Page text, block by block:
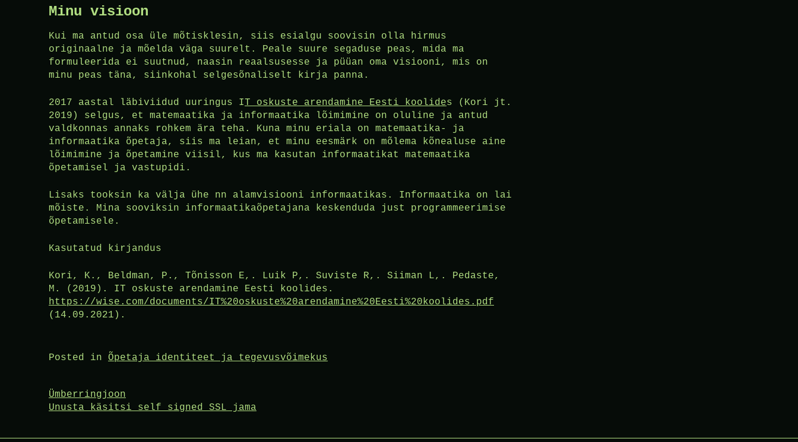
Minu visioon
Kui ma antud osa üle mõtisklesin, siis esialgu soovisin olla hirmus
originaalne ja mõelda väga suurelt. Peale suure segaduse peas, mida ma
formuleerida ei suutnud, naasin reaalsusesse ja püüan oma visiooni, mis on
minu peas täna, siinkohal selgesõnaliselt kirja panna.
2017 aastal läbiviidud uuringus IT oskuste arendamine Eesti koolides (Kori jt.
2019) selgus, et matemaatika ja informaatika lõimimine on oluline ja antud
valdkonnas annaks rohkem ära teha. Kuna minu eriala on matemaatika- ja
informaatika õpetaja, siis ma leian, et minu eesmärk on mõlema kõnealuse aine
lõimimine ja õpetamine viisil, kus ma kasutan informaatikat matemaatika
õpetamisel ja vastupidi.
Lisaks tooksin ka välja ühe nn alamvisiooni informaatikas. Informaatika on lai
mõiste. Mina sooviksin informaatikaõpetajana keskenduda just programmeerimise
õpetamisele.
Kasutatud kirjandus
Kori, K., Beldman, P., Tõnisson E,. Luik P,. Suviste R,. Siiman L,. Pedaste,
M. (2019). IT oskuste arendamine Eesti koolides.
https://wise.com/documents/IT%20oskuste%20arendamine%20Eesti%20koolides.pdf
(14.09.2021).
Posted in Õpetaja identiteet ja tegevusvõimekus
Post
navigation
Ümberringjoon
Unusta käsitsi self signed SSL jama